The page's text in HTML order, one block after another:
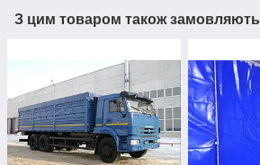
З цим товаром також замовляють